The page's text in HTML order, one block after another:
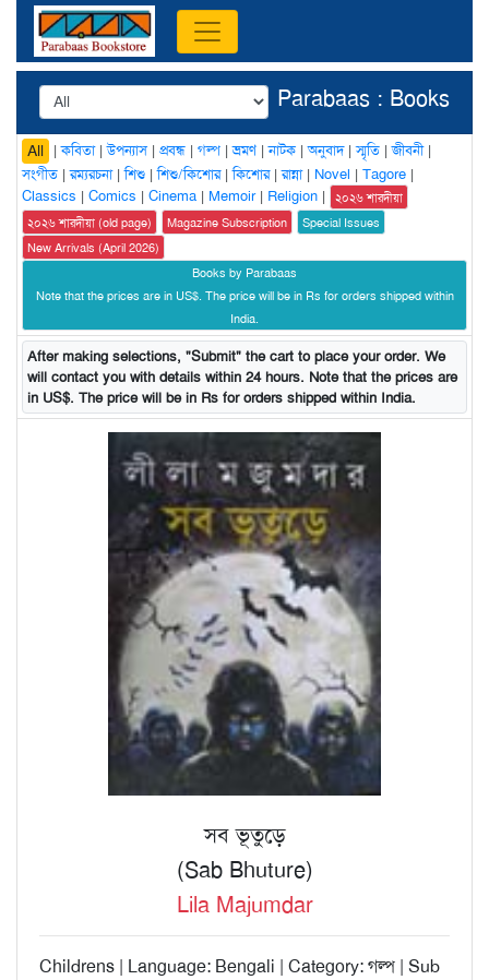
Parabaas : Books
All |কবিতা|উপন্যাস| প্রবন্ধ | গল্প |ভ্রমণ|নাটক |অনুবাদ|স্মৃতি |জীবনী|
সংগীত |রম্যরচনা|শিশু |শিশু/কিশোর|কিশোর|রান্না| Novel | Tagore |
Classics | Comics | Cinema | Memoir| Religion |
২০২৬ শারদীয়া
২০২৬ শারদীয়া (old page)
Magazine Subscription
Special Issues
New Arrivals (April 2026)
Books by Parabaas
Note that the prices are in US$. The price will be in Rs for orders shipped within
India.
After making selections, "Submit" the cart to place your order. We
will contact you with details within 24 hours. Note that the prices are
in US$. The price will be in Rs for orders shipped within India.
সব ভূতুড়ে
(Sab Bhuture)
Lila Majumdar
Childrens | Language: Bengali | Category: গল্প | Sub